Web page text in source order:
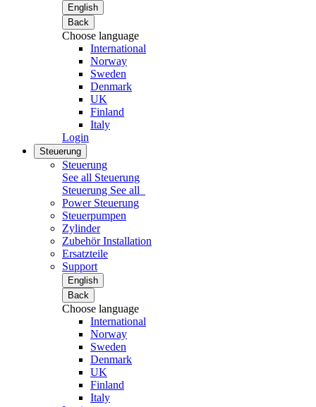
English
Back
Choose language
International
Norway
Sweden
Denmark
UK
Finland
Italy
Login
Steuerung
Steuerung
See all Steuerung
Steuerung See all
Power Steuerung
Steuerpumpen
Zylinder
Zubehör Installation
Ersatzteile
Support
English
Back
Choose language
International
Norway
Sweden
Denmark
UK
Finland
Italy